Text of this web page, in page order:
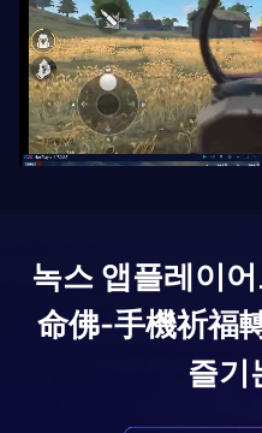
녹스 앱플레이
命佛-手機祈福
즐기